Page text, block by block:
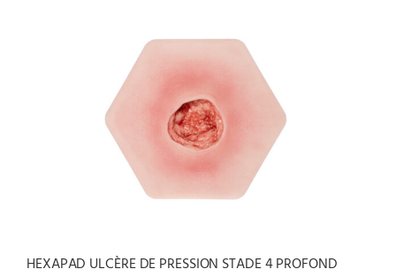
HEXAPAD ULCÈRE DE PRESSION STADE 4 PROFOND